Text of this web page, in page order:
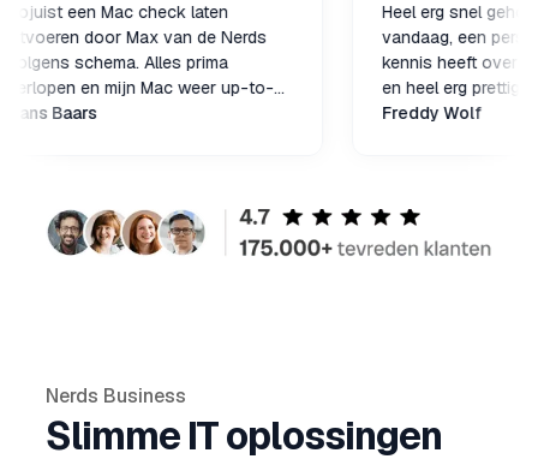
Zojuist een Mac check laten
uitvoeren door Max van de Nerds
volgens schema. Alles prima
verlopen en mijn Mac weer up-to-
date. Met dank!
Hans Baars
Heel erg snel
vandaag, een
kennis heeft
en heel erg
dan lof ! TOP
Freddy Wolf
Nerds Business
Slimme IT oplossingen